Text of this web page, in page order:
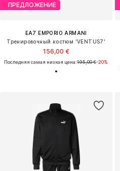
ПРЕДЛОЖЕНИЕ
EA7 EMPORIO ARMANI
Тренировочный костюм 'VENTUS7'
156,00 €
Последняя самая низкая цена:195,00 €-20%